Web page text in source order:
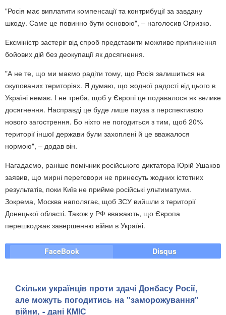
"Росія має виплатити компенсації та контрибуції за завдану
шкоду. Саме це повинно бути основою", – наголосив Огризко.
Ексміністр застеріг від спроб представити можливе припинення
бойових дій без деокупації як досягнення.
"А не те, що ми маємо радіти тому, що Росія залишиться на
окупованих територіях. Я думаю, що жодної радості від цього в
Україні немає. І не треба, щоб у Європі це подавалося як велике
досягнення. Насправді це буде лише пауза з перспективою
нового загострення. Бо ніхто не погодиться з тим, щоб 20%
території іншої держави були захоплені й це вважалося
нормою", – додав він.
Нагадаємо, раніше помічник російського диктатора Юрій Ушаков
заявив, що мирні переговори не принесуть жодних істотних
результатів, поки Київ не прийме російські ультиматуми.
Зокрема, Москва наполягає, щоб ЗСУ вийшли з території
Донецької області. Також у РФ вважають, що Європа
перешкоджає завершенню війни в Україні.
FaceBook Disqus
Скільки українців проти здачі Донбасу Росії,
але можуть погодитись на "заморожування"
війни, - дані КМІС